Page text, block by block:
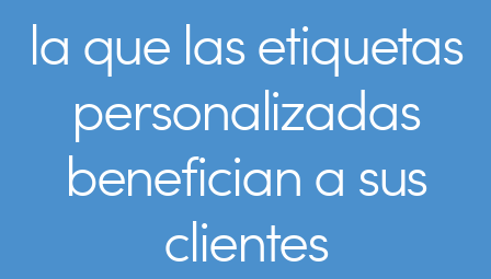
la que las etiquetas
personalizadas
benefician a sus
clientes